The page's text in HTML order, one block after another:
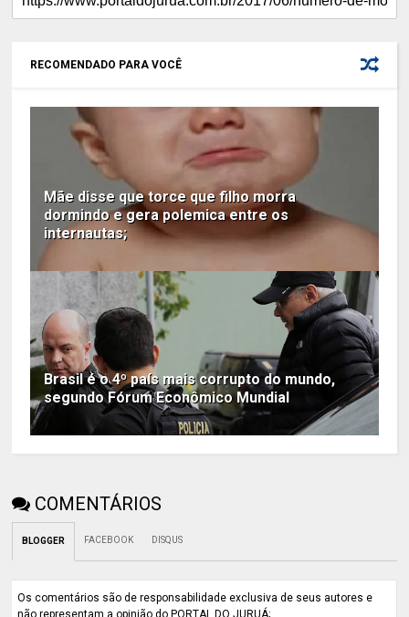
RECOMENDADO PARA VOCÊ
Mãe disse que torce que filho morra
dormindo e gera polemica entre os
internautas;
Brasil é o 4º país mais corrupto do mundo,
segundo Fórum Econômico Mundial
COMENTÁRIOS
BLOGGER FACEBOOK DISQUS
Os comentários são de responsabilidade exclusiva de seus autores e